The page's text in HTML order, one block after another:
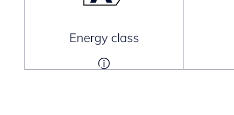
Energy class